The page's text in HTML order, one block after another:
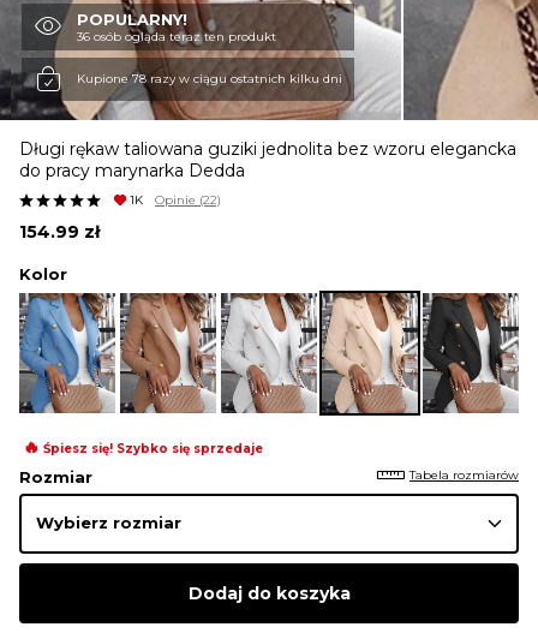
KURTKI I PŁASZCZE
SPÓDNICE
KOMBINEZONY
DRESY
MARYNARKI
POPULARNY!
36 osób ogląda teraz ten produkt
Kupione 78 razy w ciągu ostatnich kilku dni
Długi rękaw taliowana guziki jednolita bez wzoru elegancka
do pracy marynarka Dedda
1K Opinie (22)
154.99 zł
Kolor
🔥 Śpiesz się! Szybko się sprzedaje
Rozmiar Tabela rozmiarów
Dodaj do koszyka